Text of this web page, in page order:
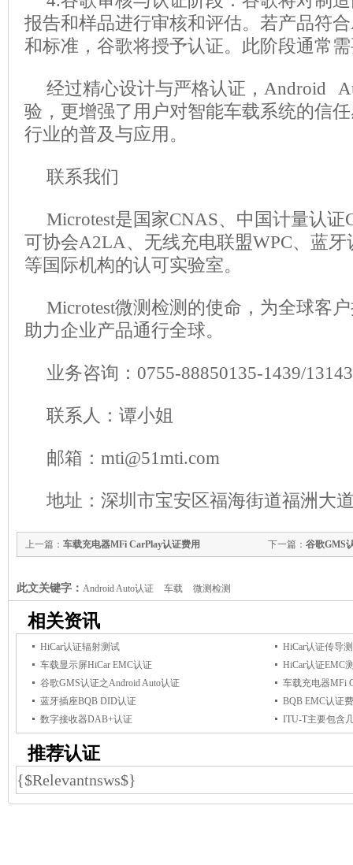
报告和样品进行审核和评估。若产品符
和标准，谷歌将授予认证。此阶段通常
经过精心设计与严格认证，Android
验，更增强了用户对智能车载系统的信
行业的普及与应用。
联系我们
Microtest是国家CNAS、中国计量认
可协会A2LA、无线充电联盟WPC、蓝
等国际机构的认可实验室。
Microtest微测检测的使命，为全球客
助力企业产品通行全球。
业务咨询：0755-88850135-1439/
联系人：谭小姐
邮箱：mti@51mti.com
地址：深圳市宝安区福海街道福洲大
下一篇： 谷歌GMS
上一篇： 车载充电器MFi CarPlay认证费用
此文关键字： Android Auto认证 车载 微测检测
相关资讯
HiCar认证辐射测试
HiCar认证传导
车载显示屏HiCar EMC认证
HiCar认证EMC
谷歌GMS认证之Android Auto认证
车载充电器MFi
蓝牙插座BQB DID认证
BQB EMC认证
数字接收器DAB+认证
ITU-T主要包含
推荐认证
{$Relevantnsws$}